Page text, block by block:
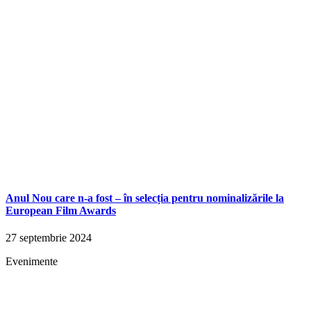
Anul Nou care n-a fost – în selecția pentru nominalizările la
European Film Awards
27 septembrie 2024
Evenimente